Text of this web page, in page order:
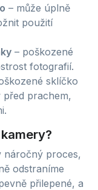
– může úplně
použití
– poškozené
fotografií.
sklíčko
před prachem,
náročný proces,
odstraníme
přilepené, a